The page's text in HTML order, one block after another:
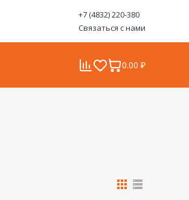
+7 (4832) 220-380
Связаться с нами
0.00 ₽